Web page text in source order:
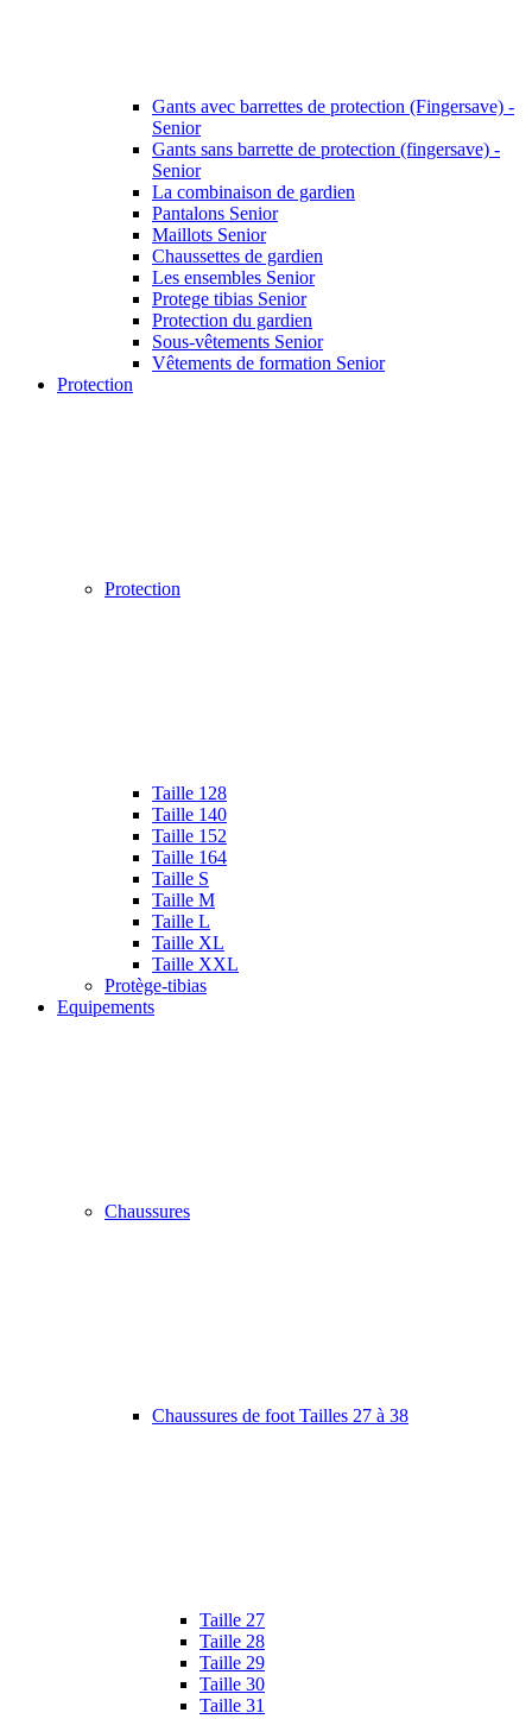
Gants avec barrettes de protection (Fingersave) -
Senior
Gants sans barrette de protection (fingersave) -
Senior
La combinaison de gardien
Pantalons Senior
Maillots Senior
Chaussettes de gardien
Les ensembles Senior
Protege tibias Senior
Protection du gardien
Sous-vêtements Senior
Vêtements de formation Senior
Protection
Protection
Taille 128
Taille 140
Taille 152
Taille 164
Taille S
Taille M
Taille L
Taille XL
Taille XXL
Protège-tibias
Equipements
Chaussures
Chaussures de foot Tailles 27 à 38
Taille 27
Taille 28
Taille 29
Taille 30
Taille 31